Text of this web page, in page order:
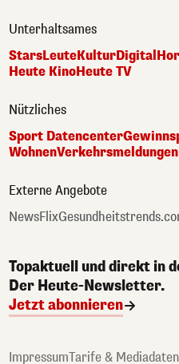
Unterhaltsames
StarsLeuteKulturDigital
Heute KinoHeute TV
Nützliches
Sport Datencenter
WohnenVerkehrsmeldungen
Externe Angebote
NewsFlix
Topaktuell und direkt in
Der Heute-Newsletter.
Jetzt abonnieren
ImpressumTarife & Mediadaten